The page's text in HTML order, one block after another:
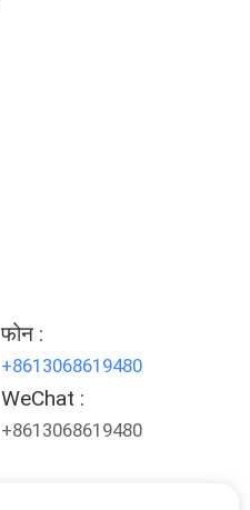
फोन :
+8613068619480
WeChat :
+8613068619480